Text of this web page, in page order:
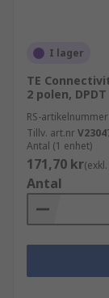
av
som I lager
TE
2 polen, DPDT
RS-artikelnummer
Tillv. art.nr
Antal (1 enhet)
171,70 kr
Antal